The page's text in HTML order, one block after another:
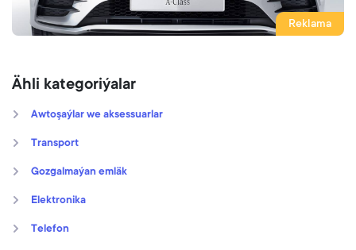
Reklama
Ähli kategoriýalar
Awtoşaýlar we aksessuarlar
Transport
Gozgalmaýan emläk
Elektronika
Telefon